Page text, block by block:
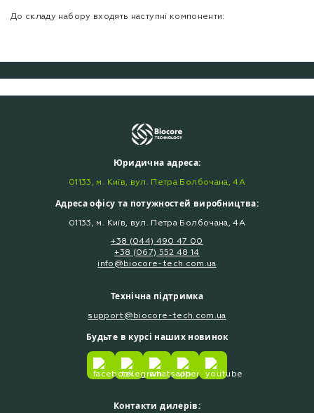
До складу набору входять наступні компоненти:
Юридична адреса:
01133, м. Київ, вул. Петра Болбочана, 4А
Адреса офісу та потужностей виробництва:
01133, м. Київ, вул. Петра Болбочана, 4А
+38 (044) 490 47 00
+38 (067) 552 48 14
info@biocore-tech.com.ua
Технічна підтримка
support@biocore-tech.com.ua
Будьте в курсі наших новинок
Контакти дилерів: